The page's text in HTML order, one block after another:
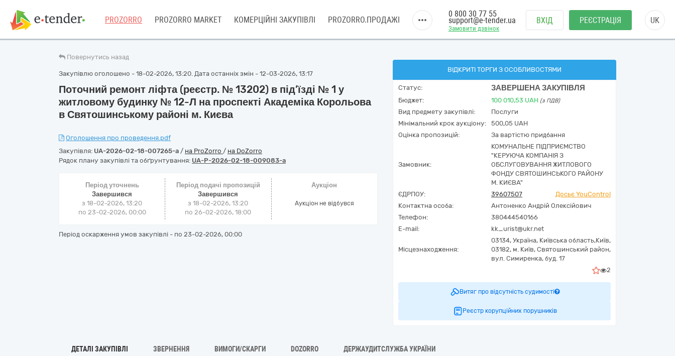
PROZORRO PROZORRO MARKET КОМЕРЦІЙНІ ЗАКУПІВЛІ PROZORRO.ПРОДАЖІ
Замовити дзвінок
0 800 30 77 55
support@e-tender.ua ВХІД РЕЄСТРАЦІЯ UK
Повернутись назад
Закупівлю оголошено - 18-02-2026, 13:20. Дата останніх змін - 12-03-2026, 13:17
Поточний ремонт ліфта (реєстр. № 13202) в під’їзді № 1 у
житловому будинку № 12-Л на проспекті Академіка Корольова
в Святошинському районі м. Києва
Оголошення про проведення.pdf
Закупівля: UA-2026-02-18-007265-a / на ProZorro / на DoZorro
Рядок плану закупівлі та обґрунтування: UA-P-2026-02-18-009083-a
Період уточнень
Завершився
з 18-02-2026, 13:20
по 23-02-2026, 00:00
Період подачі пропозицій
Завершився
з 18-02-2026, 13:20
по 26-02-2026, 18:00
Аукціон
Аукціон не відбувся
Період оскарження умов закупівлі - по 23-02-2026, 00:00
ВІДКРИТІ ТОРГИ З ОСОБЛИВОСТЯМИ
Статус: ЗАВЕРШЕНА ЗАКУПІВЛЯ
Бюджет: 100 010,53 UAH (з ПДВ)
Вид предмету закупівлі:
Послуги
Мінімальний крок аукціону:
500,05 UAH
Оцінка пропозицій:
За вартістю придбання
Замовник:
КОМУНАЛЬНЕ ПІДПРИЄМСТВО
"КЕРУЮЧА КОМПАНІЯ З
ОБСЛУГОВУВАННЯ ЖИТЛОВОГО
ФОНДУ СВЯТОШИНСЬКОГО РАЙОНУ
М. КИЄВА"
ЄДРПОУ:
39607507
Досьє YouControl
Контактна особа:
Антоненко Андрій Олексійович
Телефон:
380444540166
E-mail:
kk_urist@ukr.net
Місцезнаходження:
03134, Україна, Київська область,Київ,
03182, м. Київ, Святошинський район,
вул. Симиренка, буд. 17
2
Витяг про відсутність судимості
Реєстр корупційних порушників
ДЕТАЛІ ЗАКУПІВЛІ ЗВЕРНЕННЯ ВИМОГИ/СКАРГИ DOZORRO ДЕРЖАУДИТСЛУЖБА УКРАЇНИ